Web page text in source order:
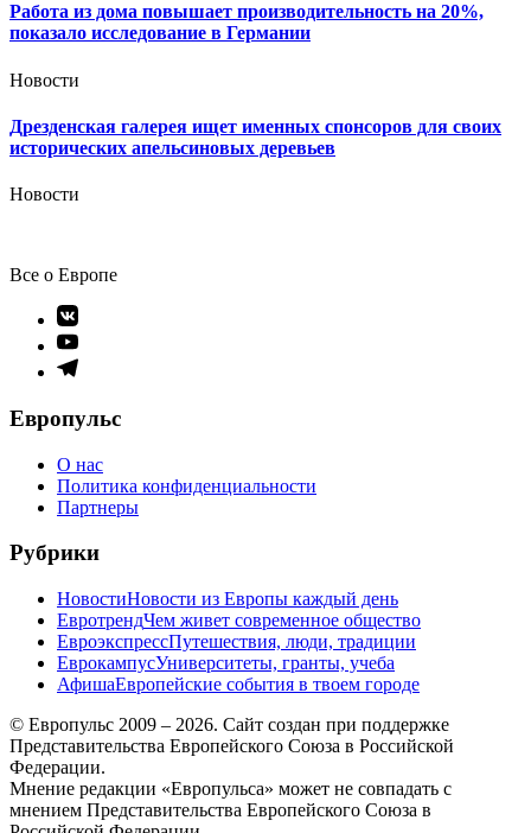
Работа из дома повышает производительность на 20%,
показало исследование в Германии
Новости
Дрезденская галерея ищет именных спонсоров для своих
исторических апельсиновых деревьев
Новости
Все о Европе
Элемент
меню
Элемент
меню
Элемент
Европульс
О нас
Политика конфиденциальности
Партнеры
Рубрики
НовостиНовости из Европы каждый день
ЕвротрендЧем живет современное общество
ЕвроэкспрессПутешествия, люди, традиции
ЕврокампусУниверситеты, гранты, учеба
АфишаЕвропейские события в твоем городе
© Европульс 2009 – 2026. Сайт создан при поддержке
Представительства Европейского Союза в Российской
Федерации.
Мнение редакции «Европульса» может не совпадать с
мнением Представительства Европейского Союза в